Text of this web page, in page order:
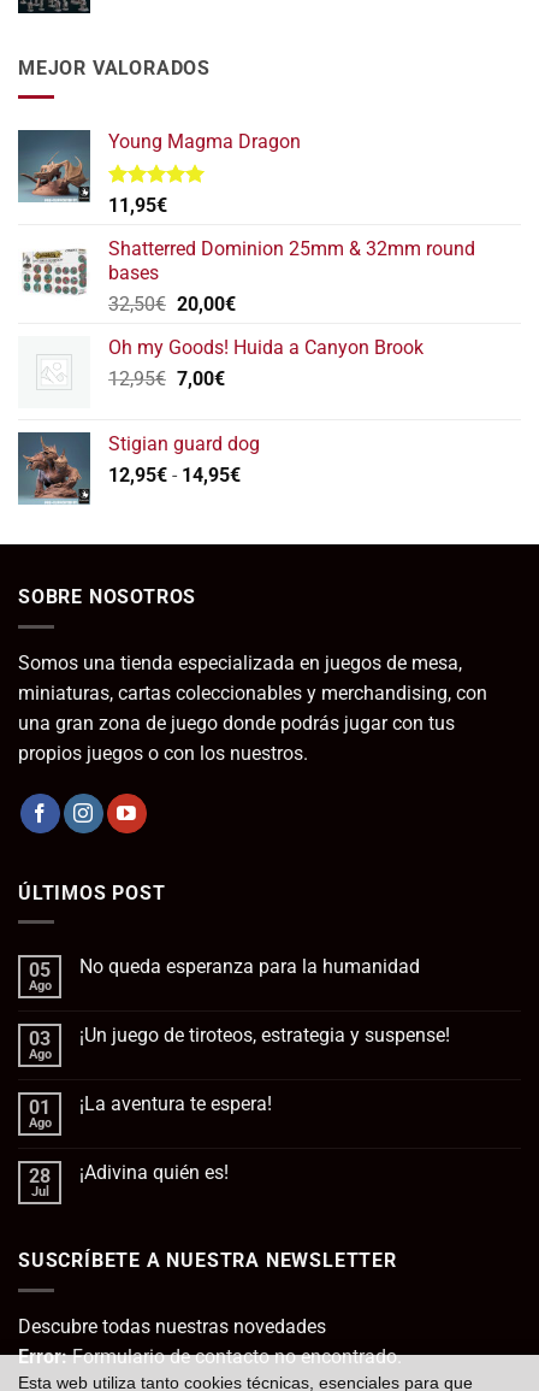
era:
MEJOR VALORADOS
Young Magma Dragon
Valorado
con
de 5
11,95€
Shatterred Dominion 25mm & 32mm round
bases
32,50€ El
original
era:
20,00€El
actual
Oh my Goods! Huida a Canyon Brook
12,95€ El
era:
12,95€.
7,00€El
es:
7,00€.
Stigian guard dog
12,95€ - 14,95€Rango
desde
SOBRE NOSOTROS
Somos una tienda especializada en juegos de mesa,
miniaturas, cartas coleccionables y merchandising, con
una gran zona de juego donde podrás jugar con tus
propios juegos o con los nuestros.
ÚLTIMOS POST
05
Ago
No queda esperanza para la humanidad
en
para
la
03
Ago
¡Un juego de tiroteos, estrategia y suspense!
en
tiroteos,
estrategia
01
Ago
¡La aventura te espera!
en
28
Jul
¡Adivina quién es!
¡Adivina
SUSCRÍBETE A NUESTRA NEWSLETTER
Descubre todas nuestras novedades
Error:Formulario de contacto no encontrado.
Esta web utiliza tanto cookies técnicas, esenciales para que